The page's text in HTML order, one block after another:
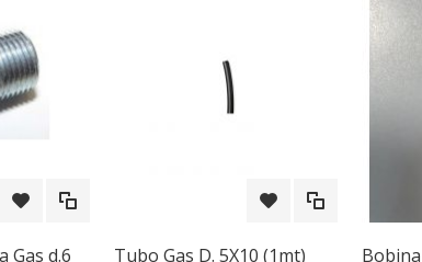
Gas d.6 Tubo Gas D. 5X10 (1mt)